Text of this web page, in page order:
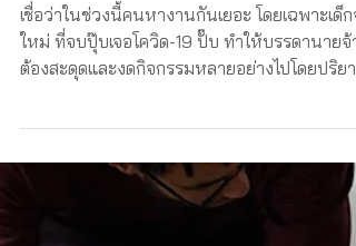
10 ข้อแนะนำก่อนยื่นสมัครงาน